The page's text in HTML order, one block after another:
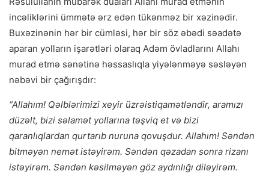
incəliklərini ümmətə ərz edən tükənməz bir xəzinədir.
Buxəzinənin hər bir cümləsi, hər bir söz əbədi səadətə
aparan yolların işarətləri olaraq Adəm övladlarını Allahı
murad etmə sənətinə həssaslıqla yiyələnməyə səsləyən
nəbəvi bir çağırışdır:
“Allahım! Qəlblərimizi xeyir üzrəistiqamətləndir, aramızı
düzəlt, bizi səlamət yollarına təşviq et və bizi
qaranlıqlardan qurtarıb nuruna qovuşdur. Allahım! Səndən
bitməyən nemət istəyirəm. Səndən qəzadan sonra rizanı
istəyirəm. Səndən kəsilməyən göz aydınlığı diləyirəm.